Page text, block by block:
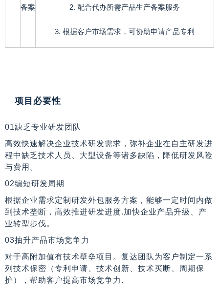
备案 2. 配合代办所需产品生产备案服务
3. 根据客户市场需求，可协助申请产品专利
项目必要性
01缺乏专业研发团队
高效快速解决企业技术研发需求，弥补企业在自主研发进
程中缺乏技术人员、大型设备等诸多缺陷，降低研发风险
与费用。
02编短研发周期
根据企业需求定制研发外包服务方案，能够一定时间内做
到技术垄断，高效推进研发进度.加快企业产品升级、产
业转型步伐。
03抽升产品市场竞争力
对于高附加值有技术壁垒项目。复达团队为客户制定一系
列技术保密（专利申请、技术创新、技术买断、周期保
护），帮助客户提高市场竞争力.